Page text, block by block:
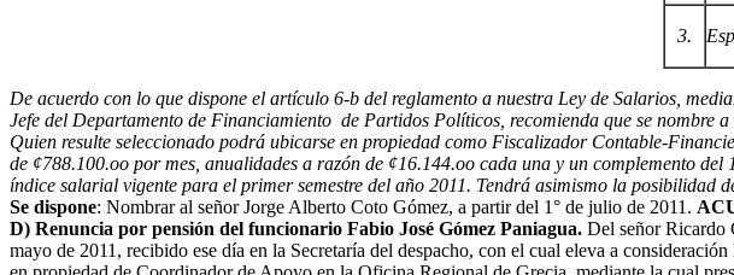
3.
De acuerdo con lo que dispone el artículo 6-b del reglamento a nuestra Ley de Salarios,
Jefe del Departamento de Financiamiento de Partidos Políticos, recomienda que se nombre
Quien resulte seleccionado podrá ubicarse en propiedad como Fiscalizador Contable-
de ¢788.100.oo por mes, anualidades a razón de ¢16.144.oo cada una y un complemento
índice salarial vigente para el primer semestre del año 2011. Tendrá asimismo la
Se dispone: Nombrar al señor Jorge Alberto Coto Gómez, a partir del 1° de julio de 2011.
D) Renuncia por pensión del funcionario Fabio José Gómez Paniagua. Del señor Ricardo
mayo de 2011, recibido ese día en la Secretaría del despacho, con el cual eleva a